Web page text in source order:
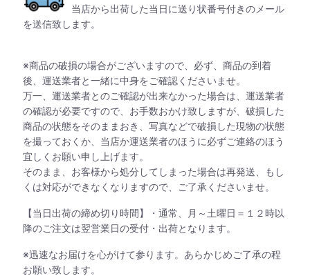
当店から出荷した当日に送り状番号付きのメール
を送信致します。
※商品の破損の場合がございますので、必ず、商品の到着
後、運送業者と一緒に中身をご確認くださいませ。
万一、運送業者とのご確認が出来なかった場合は、運送業者
の確認が必要ですので、お手数おかけ致しますが、破損した
商品の状態をそのままおき、写真などで破損した現物の状態
を撮っておくか、当店か運送業者のほうに必ずご連絡のほう
宜しくお願い申し上げます。
そのまま、お客様から処分してしまった場合は再発送、もし
くは対応ができなくなりますので、ご了承くださいませ。
【当日出荷の締め切り時間】・通常、月～土曜日＝１２時以
降のご注文は翌営業日の受付・出荷となります。
※迅速なお届けを心がけて参ります。あらかじめご了承の程
お願い致します。